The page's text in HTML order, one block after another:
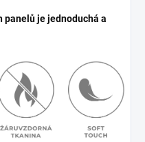
panelů je jednoduchá a